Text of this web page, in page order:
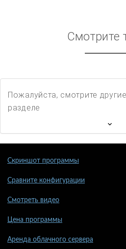
Смотрите
Пожалуйста, смотрите
разделе
Скриншот программы
Сравните конфигурации
Смотреть видео
Цена программы
Аренда облачного сервера